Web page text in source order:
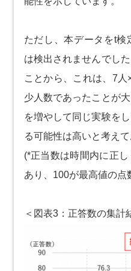
ただし、本データをt検
は検出されませんでし
ことから、これは、7
少人数であったことが
を増やして同じ実験を
る可能性は高いと考えて
(*正当数は時間内に正
あり、100が最高値の点
＜図表3：正答数の集計